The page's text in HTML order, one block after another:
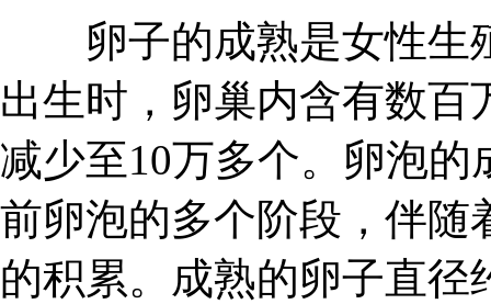
卵子的成熟是女性生
出生时，卵巢内含有数
减少至10万多个。卵泡
前卵泡的多个阶段，伴随
的积累。成熟的卵子直径